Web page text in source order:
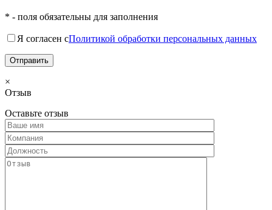
* - поля обязательны для заполнения
Я согласен сПолитикой обработки персональных данных
×
Отзыв
Оставьте отзыв